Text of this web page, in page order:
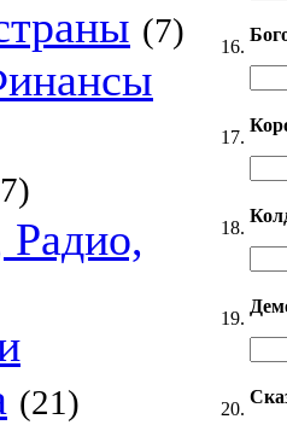
(7)
(21)
16.
17.
18.
19.
20.